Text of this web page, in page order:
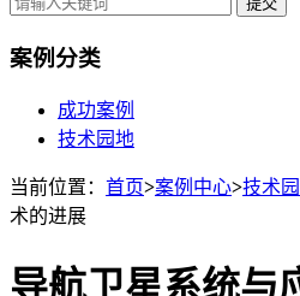
案例分类
成功案例
技术园地
当前位置： 首页>案例中心>技术
术的进展
导航卫星系统与